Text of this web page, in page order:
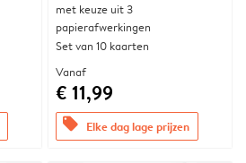
met keuze uit 3
papierafwerkingen
Set van 10 kaarten
Vanaf
€ 11,99
offers Elke dag lage prijzen